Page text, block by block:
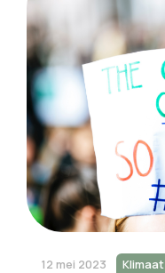
12 mei 2023 Klimaat